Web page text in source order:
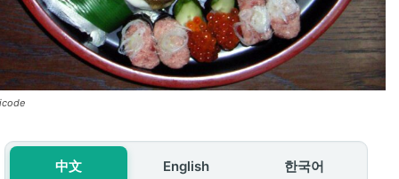
中文 English 한국어